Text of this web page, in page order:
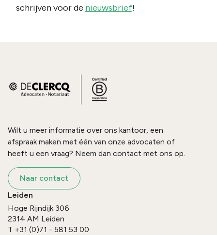
schrijven voor de nieuwsbrief!
Wilt u meer informatie over ons kantoor, een
afspraak maken met één van onze advocaten of
heeft u een vraag? Neem dan contact met ons op.
Naar contact
Leiden
Hoge Rijndijk 306
2314 AM Leiden
T +31 (0)71 - 581 53 00